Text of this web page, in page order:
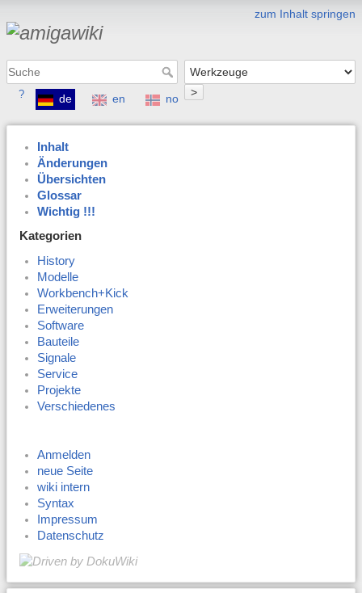
zum Inhalt springen
>
? de en no
Inhalt
Änderungen
Übersichten
Glossar
Wichtig !!!
Kategorien
History
Modelle
Workbench+Kick
Erweiterungen
Software
Bauteile
Signale
Service
Projekte
Verschiedenes
Anmelden
neue Seite
wiki intern
Syntax
Impressum
Datenschutz